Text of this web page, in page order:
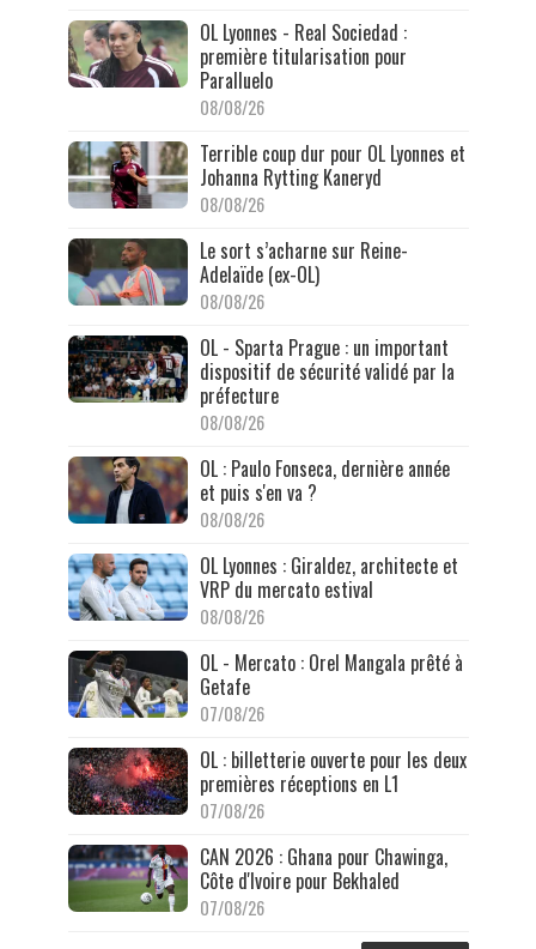
OL Lyonnes - Real Sociedad :
première titularisation pour
Paralluelo
08/08/26
Terrible coup dur pour OL Lyonnes et
Johanna Rytting Kaneryd
08/08/26
Le sort s’acharne sur Reine-
Adelaïde (ex-OL)
08/08/26
OL - Sparta Prague : un important
dispositif de sécurité validé par la
préfecture
08/08/26
OL : Paulo Fonseca, dernière année
et puis s'en va ?
08/08/26
OL Lyonnes : Giraldez, architecte et
VRP du mercato estival
08/08/26
OL - Mercato : Orel Mangala prêté à
Getafe
07/08/26
OL : billetterie ouverte pour les deux
premières réceptions en L1
07/08/26
CAN 2026 : Ghana pour Chawinga,
Côte d'Ivoire pour Bekhaled
07/08/26